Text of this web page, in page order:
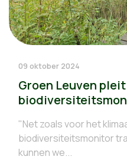
09 oktober 2024
Groen Leuven
"Net zoals voor het
biodiversiteitsmonitor
kunnen we...